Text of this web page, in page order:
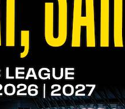
diventano sette
Yant, poi, riducono
si aggiudicano il